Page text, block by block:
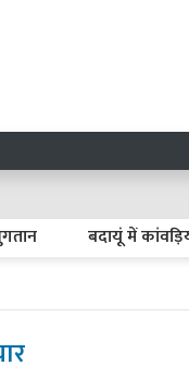
बदायूं में कांवड़ियों के